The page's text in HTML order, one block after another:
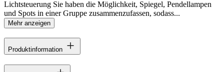
Lichtsteuerung Sie haben die Möglichkeit, Spiegel, Pendellampen
und Spots in einer Gruppe zusammenzufassen, sodass...
Mehr anzeigen
Produktinformation